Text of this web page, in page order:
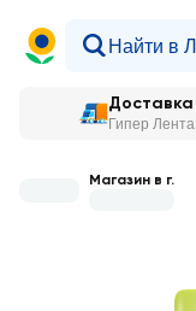
Доставка
Гипер Лента
Магазин в г.